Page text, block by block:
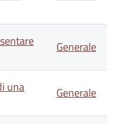
Generale
una Generale